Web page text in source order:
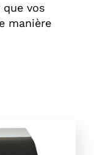
vos
manière